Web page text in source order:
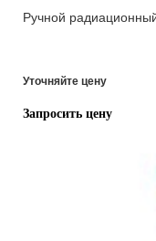
Ручной
Уточняйте цену
Запросить цену